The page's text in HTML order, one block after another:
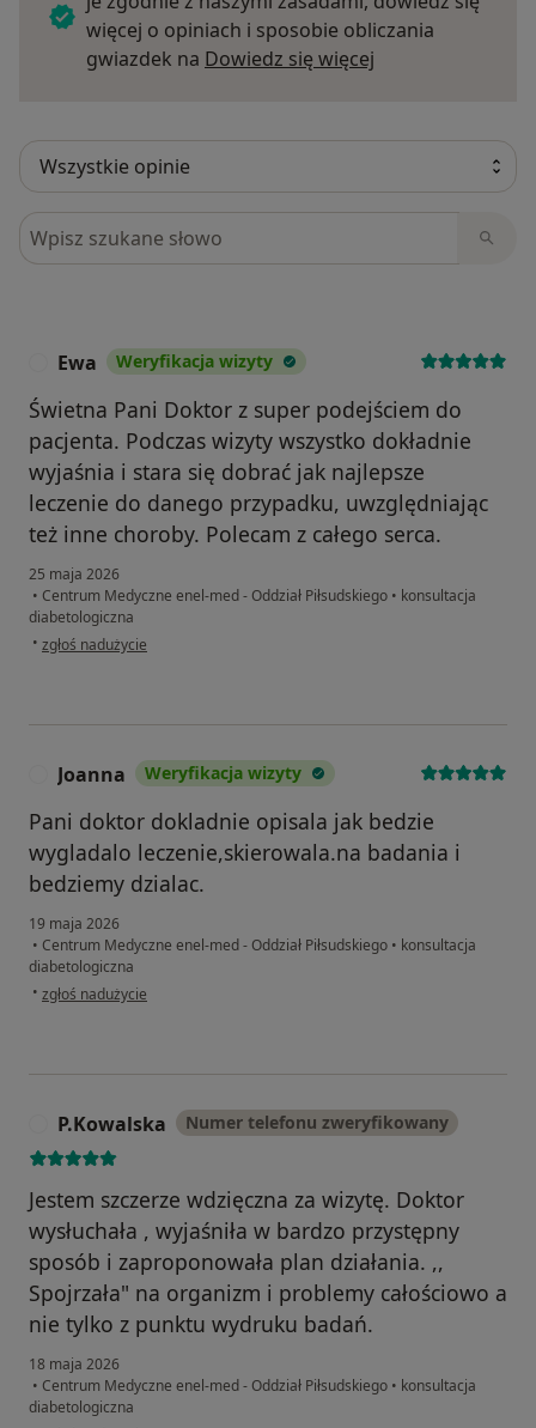
więcej o opiniach i sposobie obliczania
gwiazdek na Dowiedz się więcej
Szukaj w opiniach
Ewa Weryfikacja wizyty
Świetna Pani Doktor z super podejściem do
pacjenta. Podczas wizyty wszystko dokładnie
wyjaśnia i stara się dobrać jak najlepsze
leczenie do danego przypadku, uwzględniając
też inne choroby. Polecam z całego serca.
25 maja 2026
• Centrum Medyczne enel-med - Oddział Piłsudskiego • konsultacja
diabetologiczna
• w opinii użytkownika Ewa
zgłoś nadużycie
Joanna Weryfikacja wizyty
Pani doktor dokladnie opisala jak bedzie
wygladalo leczenie,skierowala.na badania i
bedziemy dzialac.
19 maja 2026
• Centrum Medyczne enel-med - Oddział Piłsudskiego • konsultacja
diabetologiczna
• w opinii użytkownika Joanna
zgłoś nadużycie
P.Kowalska Numer telefonu zweryfikowany
Jestem szczerze wdzięczna za wizytę. Doktor
wysłuchała , wyjaśniła w bardzo przystępny
sposób i zaproponowała plan działania. ,,
Spojrzała" na organizm i problemy całościowo a
nie tylko z punktu wydruku badań.
18 maja 2026
• Centrum Medyczne enel-med - Oddział Piłsudskiego • konsultacja
diabetologiczna